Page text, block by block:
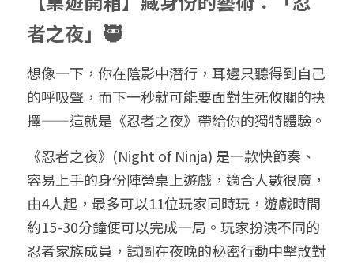
《我在露台煎西多士》場刊
廣東話基礎班
調香師
預約
者之夜」🥷
想像一下，你在陰影中潛行，耳邊只聽得到自己
的呼吸聲，而下一秒就可能要面對生死攸關的抉
擇——這就是《忍者之夜》帶給你的獨特體驗。
《忍者之夜》(Night of Ninja) 是一款快節奏、
容易上手的身份陣營桌上遊戲，適合人數很廣，
由4人起，最多可以11位玩家同時玩，遊戲時間
約15-30分鐘便可以完成一局。玩家扮演不同的
忍者家族成員，試圖在夜晚的秘密行動中擊敗對